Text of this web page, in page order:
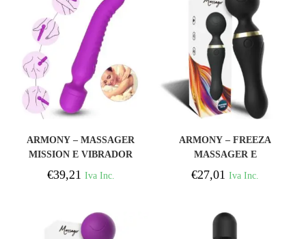
ARMONY – MASSAGER
MISSION E VIBRADOR
EFEITO DE CALOR
ROXO
€39,21 Iva Inc.
ARMONY – FREEZA
MASSAGER E
VIBRADOR CABEÇA
SUPER FLEXÍVEL
€27,01 Iva Inc.